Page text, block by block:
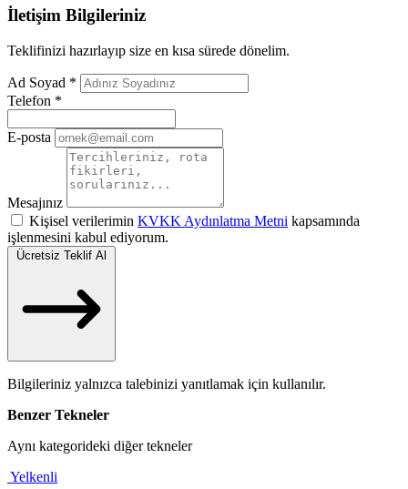
İletişim Bilgileriniz
Teklifinizi hazırlayıp size en kısa sürede dönelim.
Ad Soyad *
Telefon *
E-posta
Mesajınız
Kişisel verilerimin KVKK Aydınlatma Metni kapsamında
işlenmesini kabul ediyorum.
Ücretsiz Teklif Al
Bilgileriniz yalnızca talebinizi yanıtlamak için kullanılır.
Benzer Tekneler
Aynı kategorideki diğer tekneler
Yelkenli